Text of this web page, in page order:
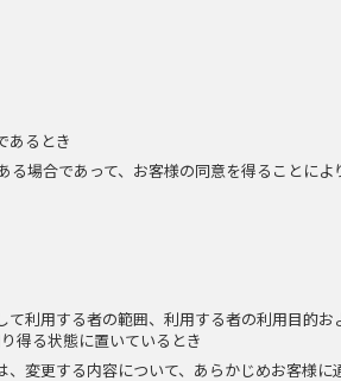
あるとき
る場合であって、お客様の同意を得ることによ
て利用する者の範囲、利用する者の利用目的お
得る状態に置いているとき
変更する内容について、あらかじめお客様に